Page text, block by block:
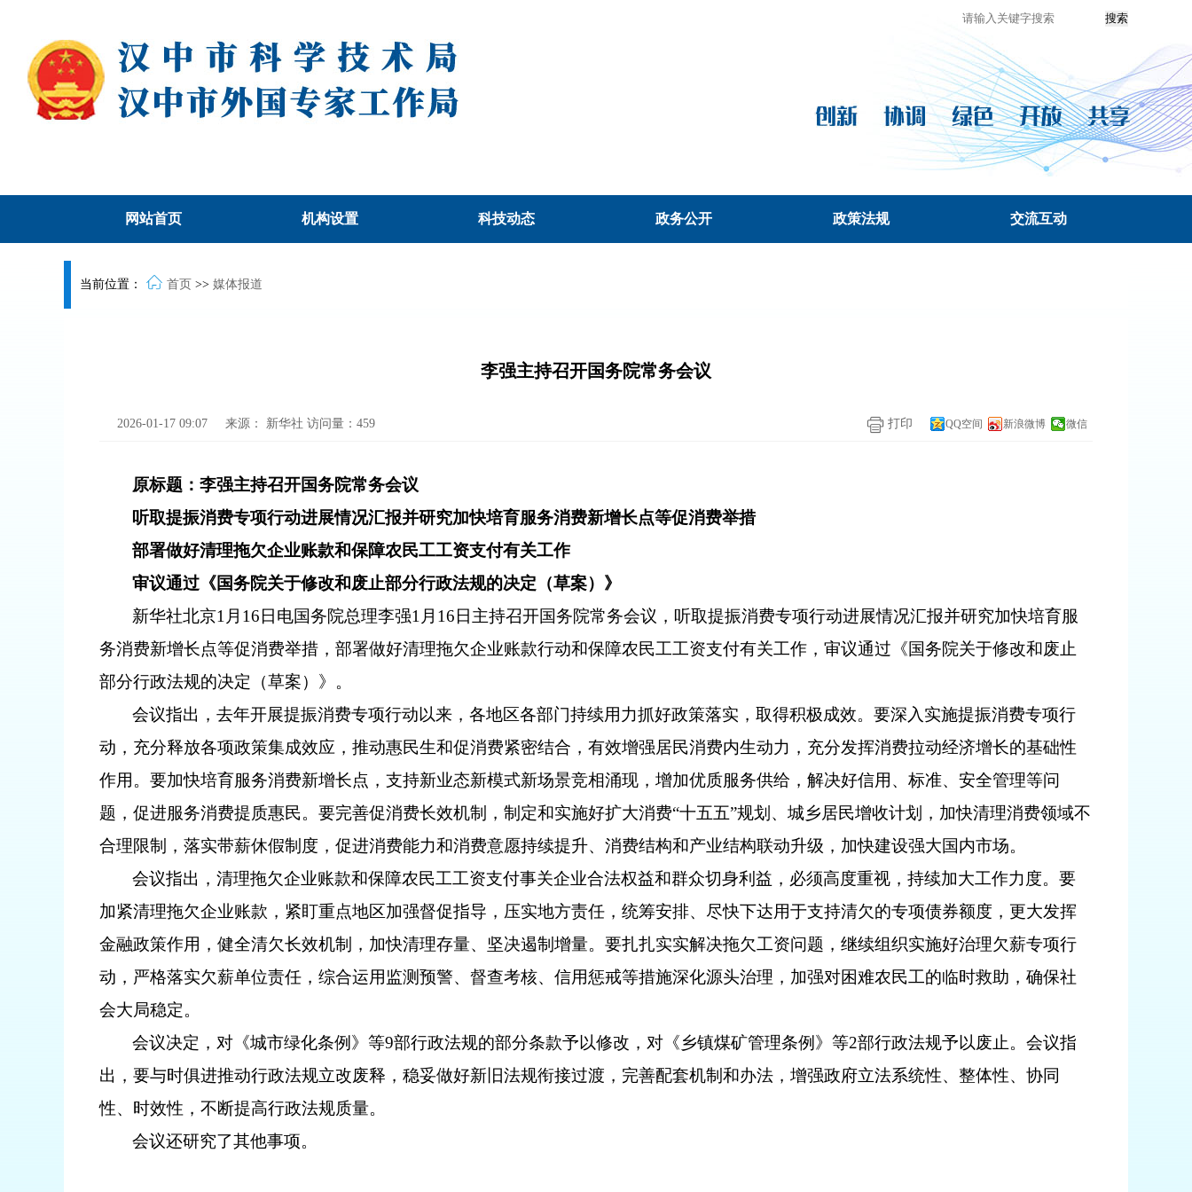
网站首页 机构设置 科技动态 政务公开 政策法规 交流互动
当前位置： 首页 >> 媒体报道
李强主持召开国务院常务会议
2026-01-17 09:07 来源： 新华社 访问量： 459 打印 QQ空间 新浪微博 微信
原标题：李强主持召开国务院常务会议
听取提振消费专项行动进展情况汇报并研究加快培育服务消费新增长点等促消费举措
部署做好清理拖欠企业账款和保障农民工工资支付有关工作
审议通过《国务院关于修改和废止部分行政法规的决定（草案）》
新华社北京1月16日电国务院总理李强1月16日主持召开国务院常务会议，听取提振消费专项行动进展情况汇报并研究加快培育服
务消费新增长点等促消费举措，部署做好清理拖欠企业账款行动和保障农民工工资支付有关工作，审议通过《国务院关于修改和废止
部分行政法规的决定（草案）》。
会议指出，去年开展提振消费专项行动以来，各地区各部门持续用力抓好政策落实，取得积极成效。要深入实施提振消费专项行
动，充分释放各项政策集成效应，推动惠民生和促消费紧密结合，有效增强居民消费内生动力，充分发挥消费拉动经济增长的基础性
作用。要加快培育服务消费新增长点，支持新业态新模式新场景竞相涌现，增加优质服务供给，解决好信用、标准、安全管理等问
题，促进服务消费提质惠民。要完善促消费长效机制，制定和实施好扩大消费“十五五”规划、城乡居民增收计划，加快清理消费领域不
合理限制，落实带薪休假制度，促进消费能力和消费意愿持续提升、消费结构和产业结构联动升级，加快建设强大国内市场。
会议指出，清理拖欠企业账款和保障农民工工资支付事关企业合法权益和群众切身利益，必须高度重视，持续加大工作力度。要
加紧清理拖欠企业账款，紧盯重点地区加强督促指导，压实地方责任，统筹安排、尽快下达用于支持清欠的专项债券额度，更大发挥
金融政策作用，健全清欠长效机制，加快清理存量、坚决遏制增量。要扎扎实实解决拖欠工资问题，继续组织实施好治理欠薪专项行
动，严格落实欠薪单位责任，综合运用监测预警、督查考核、信用惩戒等措施深化源头治理，加强对困难农民工的临时救助，确保社
会大局稳定。
会议决定，对《城市绿化条例》等9部行政法规的部分条款予以修改，对《乡镇煤矿管理条例》等2部行政法规予以废止。会议指
出，要与时俱进推动行政法规立改废释，稳妥做好新旧法规衔接过渡，完善配套机制和办法，增强政府立法系统性、整体性、协同
性、时效性，不断提高行政法规质量。
会议还研究了其他事项。